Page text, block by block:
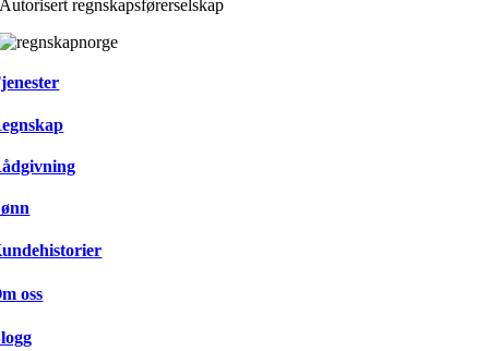
Autorisert regnskapsførerselskap
oss